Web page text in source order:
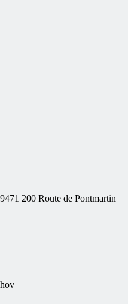
200 Route de Pontmartin